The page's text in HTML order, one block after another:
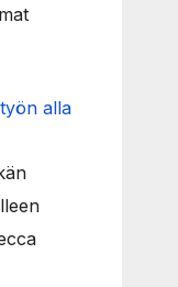
alla